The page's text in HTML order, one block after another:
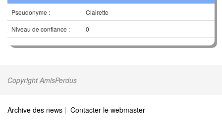
Pseudonyme :
Clairette
Niveau de confiance :
0
Copyright AmisPerdus
Archive des news | Contacter le webmaster